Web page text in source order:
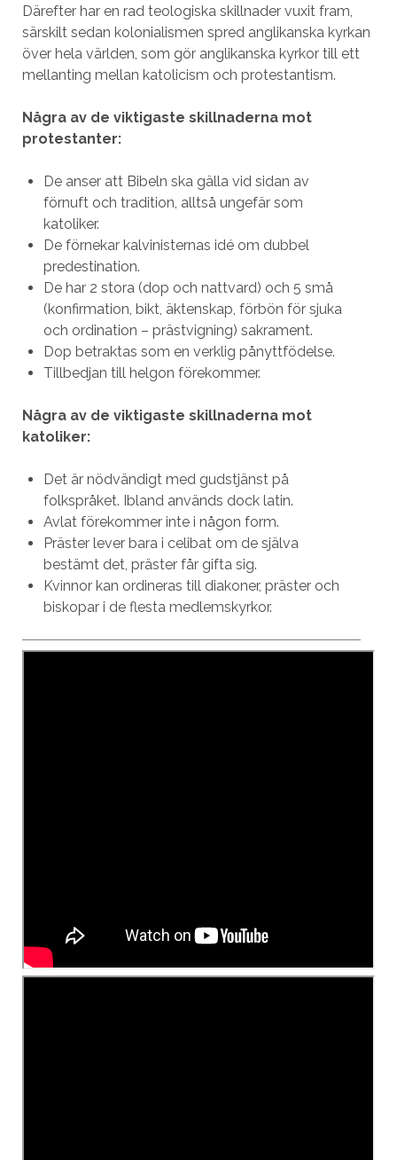
Därefter har en rad teologiska skillnader vuxit fram,
särskilt sedan kolonialismen spred anglikanska kyrkan
över hela världen, som gör anglikanska kyrkor till ett
mellanting mellan katolicism och protestantism.
Några av de viktigaste skillnaderna mot
protestanter:
De anser att Bibeln ska gälla vid sidan av
förnuft och tradition, alltså ungefär som
katoliker.
De förnekar kalvinisternas idé om dubbel
predestination.
De har 2 stora (dop och nattvard) och 5 små
(konfirmation, bikt, äktenskap, förbön för sjuka
och ordination – prästvigning) sakrament.
Dop betraktas som en verklig pånyttfödelse.
Tillbedjan till helgon förekommer.
Några av de viktigaste skillnaderna mot
katoliker:
Det är nödvändigt med gudstjänst på
folkspråket. Ibland används dock latin.
Avlat förekommer inte i någon form.
Präster lever bara i celibat om de själva
bestämt det, präster får gifta sig.
Kvinnor kan ordineras till diakoner, präster och
biskopar i de flesta medlemskyrkor.